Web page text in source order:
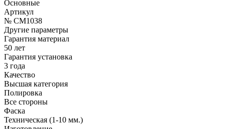
Основные
Артикул
№ CM1038
Другие параметры
Гарантия материал
50 лет
Гарантия установка
3 года
Качество
Высшая категория
Полировка
Все стороны
Фаска
Техническая (1-10 мм.)